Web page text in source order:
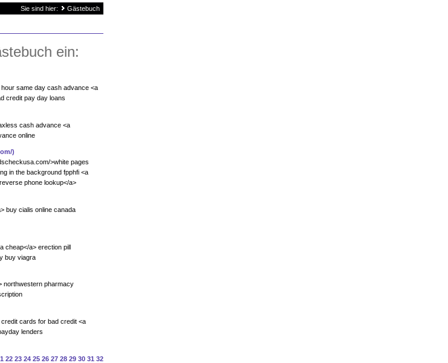
Sie sind hier: Gästebuch
ein:
same day cash advance <a
credit pay day loans
cash advance <a
online
)
>white pages
in the background fpphfi <a
phone lookup</a>
buy cialis online canada
cheap</a> erection pill
buy viagra
northwestern pharmacy
cards for bad credit <a
lenders
22 23 24 25 26 27 28 29 30 31 32